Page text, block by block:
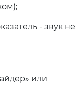
- звук не
или